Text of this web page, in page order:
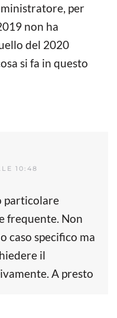
per
non ha
del 2020
si fa in questo
10:48
particolare
frequente. Non
caso specifico ma
il
A presto